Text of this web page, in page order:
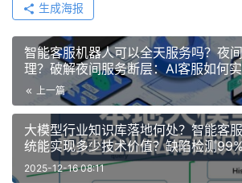
生成海报
智能客服机器人可以全天服务吗？夜
理？破解夜间服务断层：AI客服如何
答，终结客户等待焦虑！
上一篇
大模型行业知识库落地何处？智能客
统能实现多少技术价值？缺陷检测
时数字智库：三大核心场景重构企业
2025-12-16 08:11